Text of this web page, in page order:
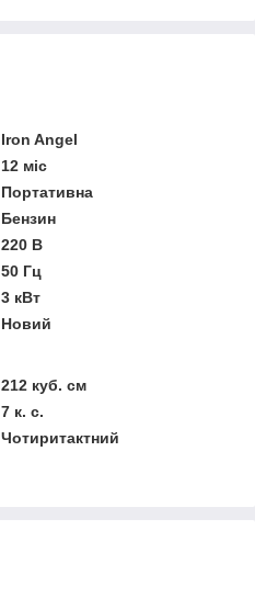
Iron Angel
12 міс
Портативна
Бензин
220 В
50 Гц
3 кВт
Новий
212 куб. см
7 к. с.
Чотиритактний